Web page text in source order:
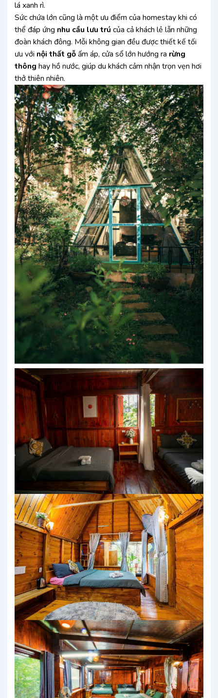
lá xanh rì.
Sức chứa lớn cũng là một ưu điểm của homestay khi có
thể đáp ứng nhu cầu lưu trú của cả khách lẻ lẫn những
đoàn khách đông. Mỗi không gian đều được thiết kế tối
ưu với nội thất gỗấm áp, cửa sổ lớn hướng ra rừng
thông hay hồ nước, giúp du khách cảm nhận trọn vẹn hơi
thở thiên nhiên.